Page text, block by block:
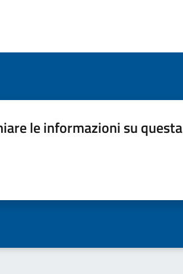
le informazioni su questa